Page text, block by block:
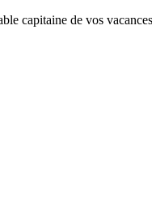
capitaine de vos